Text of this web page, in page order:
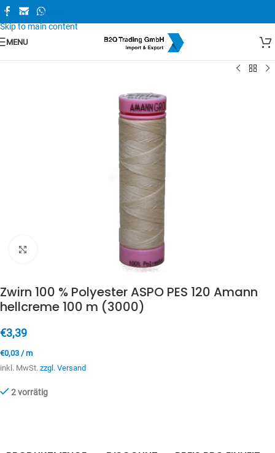
Skip to navigation
Skip to main content
MENU
Zum Vergrößern anklicken
Zwirn 100 % Polyester ASPO PES 120 Amann
hellcreme 100 m (3000)
€3,39
€0,03 /m
inkl. MwSt. zzgl. Versand
2 vorrätig